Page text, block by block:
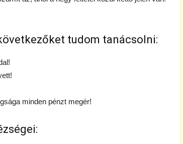
tudom tanácsolni:
minden pénzt megér!